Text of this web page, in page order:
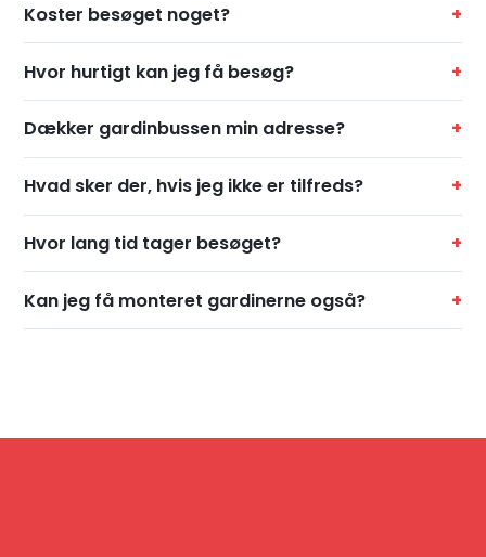
Koster besøget noget?
Hvor hurtigt kan jeg få besøg?
Dækker gardinbussen min adresse?
Hvad sker der, hvis jeg ikke er tilfreds?
Hvor lang tid tager besøget?
Kan jeg få monteret gardinerne også?